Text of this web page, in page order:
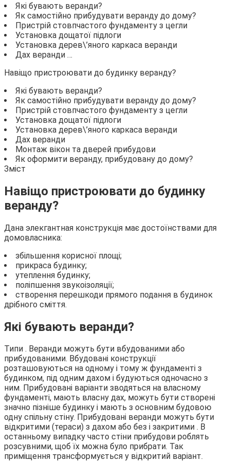
Які бувають веранди?
Як самостійно прибудувати веранду до дому?
Пристрій стовпчастого фундаменту з цегли
Установка дощатої підлоги
Установка дерев\’яного каркаса веранди
Дах веранди …
Навіщо пристроювати до будинку веранду?
Які бувають веранди?
Як самостійно прибудувати веранду до дому?
Пристрій стовпчастого фундаменту з цегли
Установка дощатої підлоги
Установка дерев\’яного каркаса веранди
Дах веранди
Монтаж вікон та дверей прибудови
Як оформити веранду, прибудовану до дому?
Зміст
Навіщо пристроювати до будинку
веранду?
Дана элекгантная конструкція має достоїнствами для
домовласника:
збільшення корисної площі;
прикраса будинку;
утеплення будинку;
поліпшення звукоізоляції;
створення перешкоди прямого подання в будинок
дрібного сміття.
Які бувають веранди?
Типи . Веранди можуть бути вбудованими або
прибудованими. Вбудовані конструкції
розташовуються на одному і тому ж фундаменті з
будинком, під одним дахом і будуються одночасно з
ним. Прибудовані варіанти зводяться на власному
фундаменті, мають власну дах, можуть бути створені
значно пізніше будинку і мають з основним будовою
одну спільну стіну. Прибудовані веранди можуть бути
відкритими (тераси) з дахом або без і закритими . В
останньому випадку часто стіни прибудови роблять
розсувними, щоб їх можна було прибрати. Так
приміщення трансформується у відкритий варіант.